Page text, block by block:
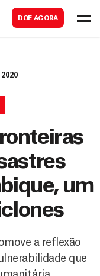
DOE AGORA
um
a reflexão
que